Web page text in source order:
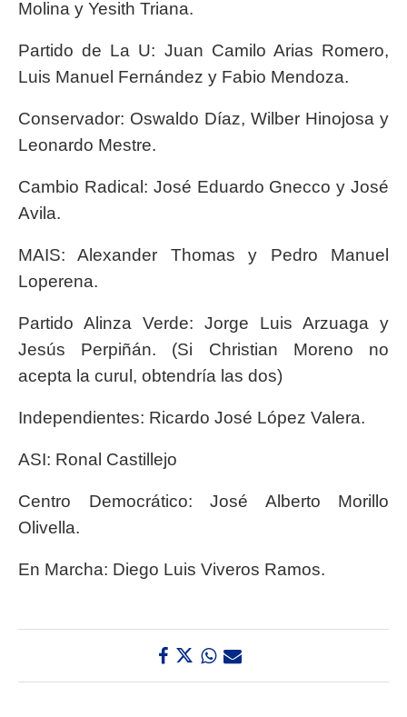
Molina y Yesith Triana.
Partido de La U: Juan Camilo Arias Romero,
Luis Manuel Fernández y Fabio Mendoza.
Conservador: Oswaldo Díaz, Wilber Hinojosa y
Leonardo Mestre.
Cambio Radical: José Eduardo Gnecco y José
Avila.
MAIS: Alexander Thomas y Pedro Manuel
Loperena.
Partido Alinza Verde: Jorge Luis Arzuaga y
Jesús Perpiñán. (Si Christian Moreno no
acepta la curul, obtendría las dos)
Independientes: Ricardo José López Valera.
ASI: Ronal Castillejo
Centro Democrático: José Alberto Morillo
Olivella.
En Marcha: Diego Luis Viveros Ramos.